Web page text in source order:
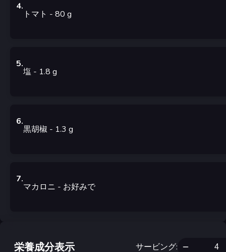
4.
トマト - 80 g
5.
塩 - 1.8 g
6.
黒胡椒 - 1.3 g
7.
マカロニ - お好みで
栄養成分表示 サービング: